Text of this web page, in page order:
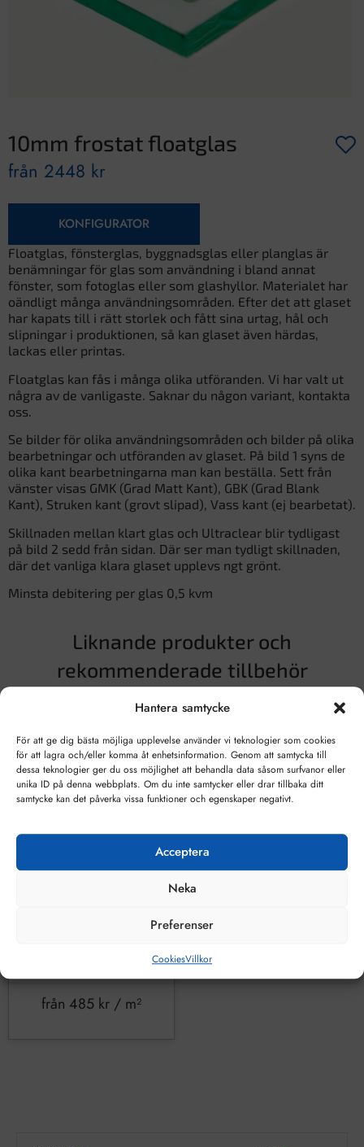
Hantera samtycke
För att ge dig bästa möjliga upplevelse använder vi teknologier som cookies
för att lagra och/eller komma åt enhetsinformation. Genom att samtycka till
dessa teknologier ger du oss möjlighet att behandla data såsom surfvanor eller
unika ID på denna webbplats. Om du inte samtycker eller drar tillbaka ditt
samtycke kan det påverka vissa funktioner och egenskaper negativt.
Acceptera
Neka
Preferenser
CookiesVillkor
10mm frostat floatglas
från 2448 kr
KONFIGURATOR
Floatglas, fönsterglas, byggnadsglas eller planglas är
benämningar för glas som användning i bland annat
fönster, som fotoglas eller som glashyllor. Materialet har
oändligt många användningsområden. Efter det att glaset
har kapats till i rätt storlek och fått sina urtag, hål och
slipningar i produktionen, så kan glaset även härdas,
lackas eller printas.
Floatglas kan fås i många olika utföranden. Vi har valt ut
några av de vanligaste. Saknar du någon variant, kontakta
oss.
Se bilder för olika användningsområden och bilder på olika
bearbetningar och utföranden av glaset. På bild 1 syns de
olika kant bearbetningarna man kan beställa. Sett från
vänster visas GMK (Grad Matt Kant), GBK (Grad Blank
Kant), Struken kant (grovt slipad), Vass kant (ej bearbetat).
Skillnaden mellan klart glas och Ultraclear blir tydligast
på bild 2 sedd från sidan. Där ser man tydligt skillnaden,
där det vanliga klara glaset upplevs ngt grönt.
Minsta debitering per glas 0,5 kvm
Liknande produkter och
rekommenderade tillbehör
från 485 kr / m²